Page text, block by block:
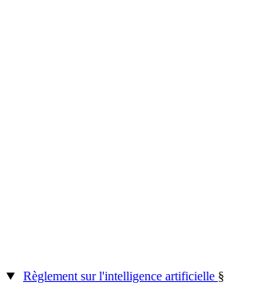
Règlement sur l'intelligence artificielle §